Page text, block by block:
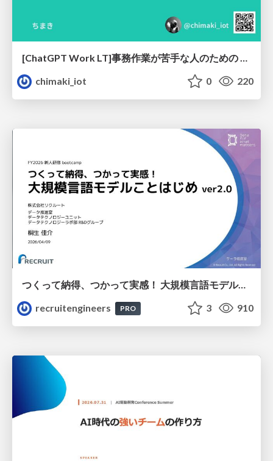
[ChatGPT Work LT]事務作業が苦手な人のための バックオフィスの「半」自動化
chimaki_iot
0 220
つくって納得、つかって実感！ 大規模言語モデルことはじめ ver2.0
recruitengineers
PRO 3 910